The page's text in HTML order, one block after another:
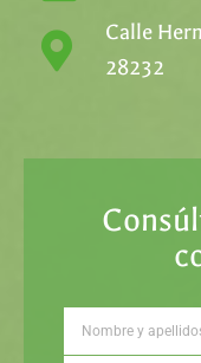
Calle
28232